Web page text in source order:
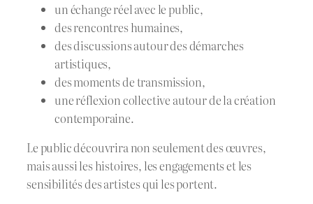
un échange réel avec le public,
des rencontres humaines,
des discussions autour des démarches
artistiques,
des moments de transmission,
une réflexion collective autour de la création
contemporaine.
Le public découvrira non seulement des œuvres,
mais aussi les histoires, les engagements et les
sensibilités des artistes qui les portent.